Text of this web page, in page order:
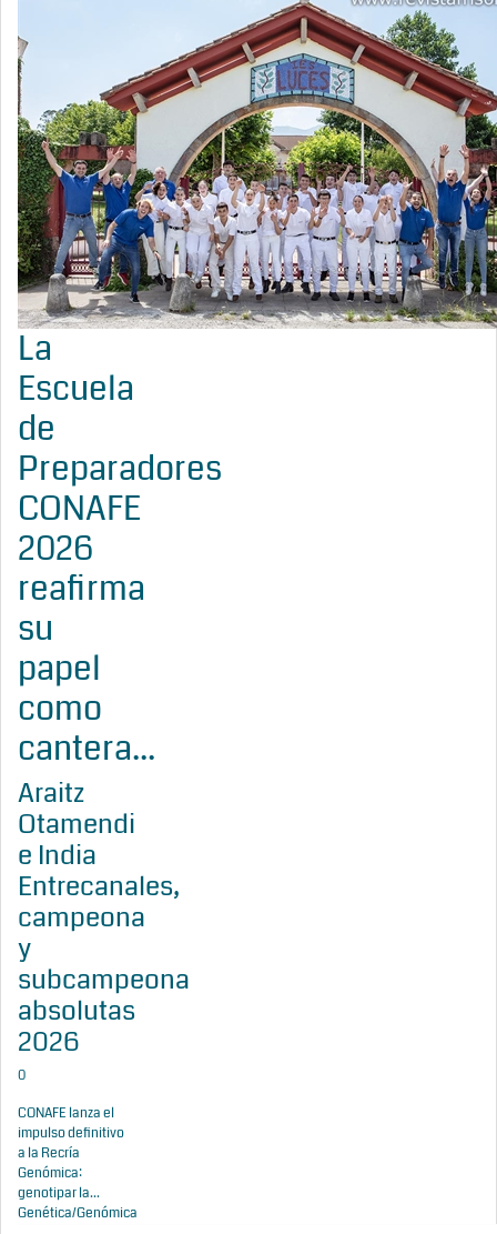
La
Escuela
de
Preparadores
CONAFE
2026
reafirma
su
papel
como
cantera...
Araitz
Otamendi
e India
Entrecanales,
campeona
y
subcampeona
absolutas
2026
0
CONAFE lanza el
impulso definitivo
a la Recría
Genómica:
genotipar la...
Genética/Genómica